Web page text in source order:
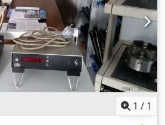
1 / 1